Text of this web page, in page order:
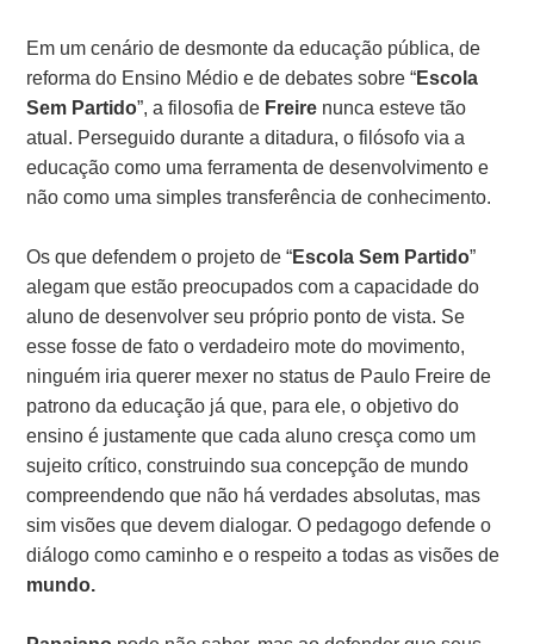
Em um cenário de desmonte da educação pública, de
reforma do Ensino Médio e de debates sobre “Escola
Sem Partido”, a filosofia de Freire nunca esteve tão
atual. Perseguido durante a ditadura, o filósofo via a
educação como uma ferramenta de desenvolvimento e
não como uma simples transferência de conhecimento.
Os que defendem o projeto de “Escola Sem Partido”
alegam que estão preocupados com a capacidade do
aluno de desenvolver seu próprio ponto de vista. Se
esse fosse de fato o verdadeiro mote do movimento,
ninguém iria querer mexer no status de Paulo Freire de
patrono da educação já que, para ele, o objetivo do
ensino é justamente que cada aluno cresça como um
sujeito crítico, construindo sua concepção de mundo
compreendendo que não há verdades absolutas, mas
sim visões que devem dialogar. O pedagogo defende o
diálogo como caminho e o respeito a todas as visões de
mundo.